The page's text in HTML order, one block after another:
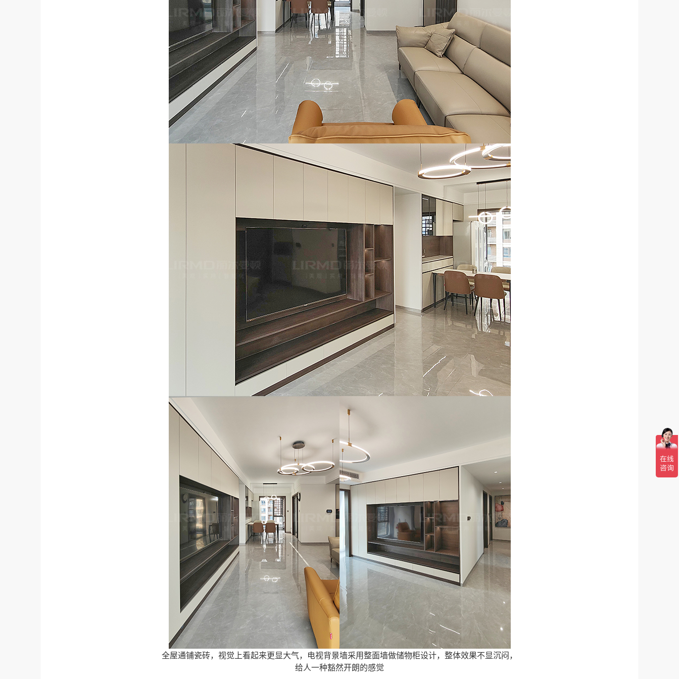
全屋通铺瓷砖，视觉上看起来更显大气，电视背景墙采用整面墙做储物柜设计，整体效果不显沉闷，
给人一种豁然开朗的感觉